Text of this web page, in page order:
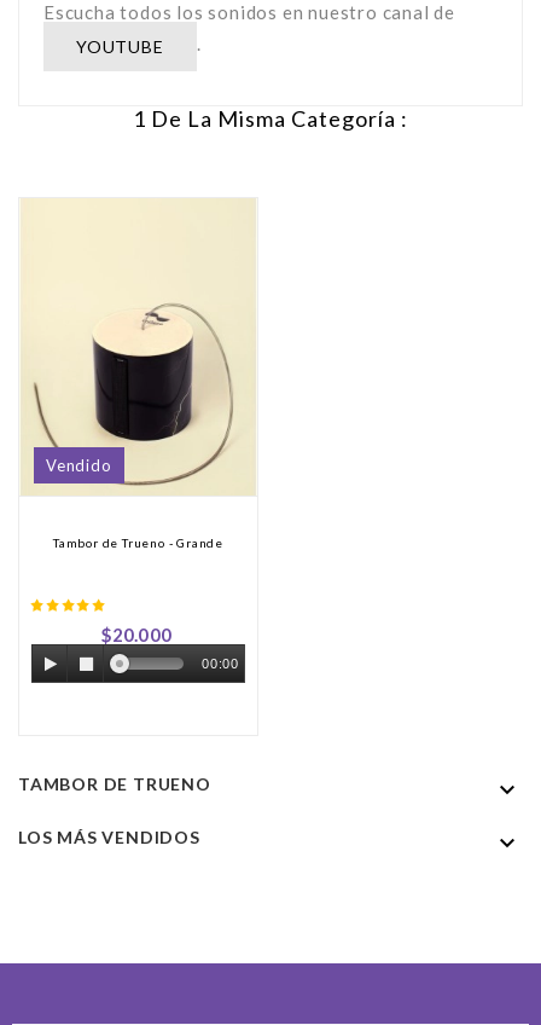
Escucha todos los sonidos en nuestro canal de
YOUTUBE .
1 De La Misma Categoría :
Vendido
Tambor de Trueno - Grande
Precio
$20.000
00:00
TAMBOR DE TRUENO 
LOS MÁS VENDIDOS 